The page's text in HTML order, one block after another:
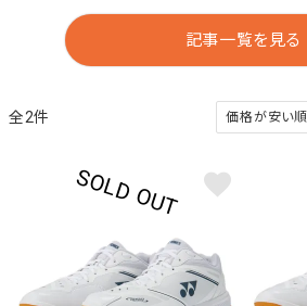
記事一覧を見る
価格が安い順
2